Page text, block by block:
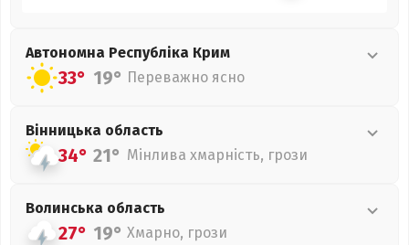
Автономна Республіка Крим
33° 19° Переважно ясно
Вінницька область
34° 21° Мінлива хмарність, грози
Волинська область
27° 19° Хмарно, грози